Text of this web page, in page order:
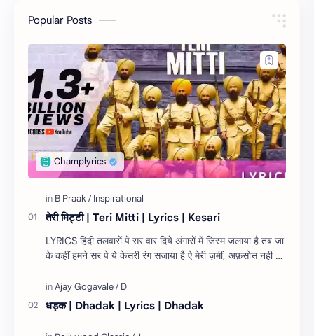
Popular Posts
तेरी मिट्टी | Teri Mitti | Lyrics | Kesari
LYRICS हिंदी तलवारों पे सर वार दिये अंगारों में जिस्म जलाया है तब जा
के कहीं हमने सर पे ये केसरी रंग सजाया है ऐ मेरी ज़मीं, अफ़सोस नही जो
धड़क | Dhadak | Lyrics | Dhadak